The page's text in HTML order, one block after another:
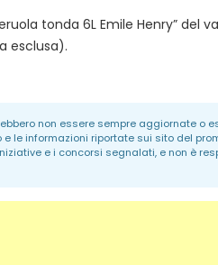
tonda 6L Emile Henry” del
esclusa).
non essere sempre aggiornate o
le informazioni riportate sui sito del
e i concorsi segnalati, e non è